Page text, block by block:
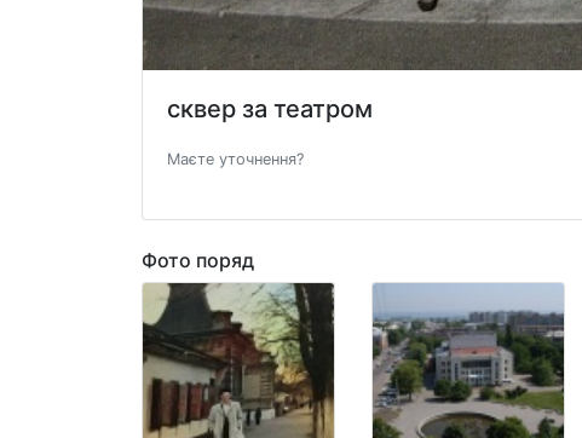
сквер за театром
Маєте уточнення?
Фото поряд